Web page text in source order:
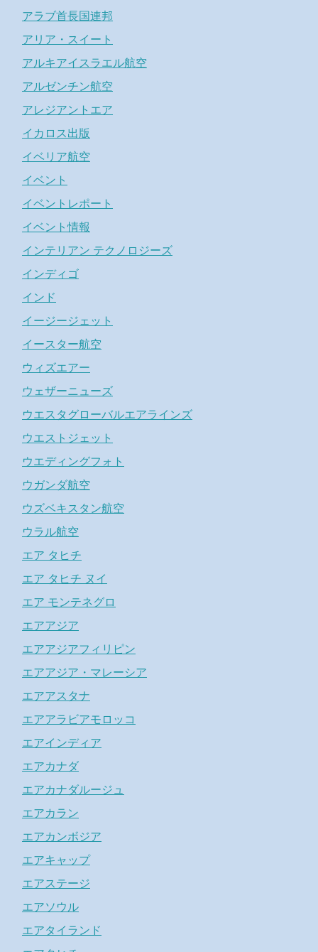
アラブ首長国連邦
アリア・スイート
アルキアイスラエル航空
アルゼンチン航空
アレジアントエア
イカロス出版
イベリア航空
イベント
イベントレポート
イベント情報
インテリアン テクノロジーズ
インディゴ
インド
イージージェット
イースター航空
ウィズエアー
ウェザーニューズ
ウエスタグローバルエアラインズ
ウエストジェット
ウエディングフォト
ウガンダ航空
ウズベキスタン航空
ウラル航空
エア タヒチ
エア タヒチ ヌイ
エア モンテネグロ
エアアジア
エアアジアフィリピン
エアアジア・マレーシア
エアアスタナ
エアアラビアモロッコ
エアインディア
エアカナダ
エアカナダルージュ
エアカラン
エアカンボジア
エアキャップ
エアステージ
エアソウル
エアタイランド